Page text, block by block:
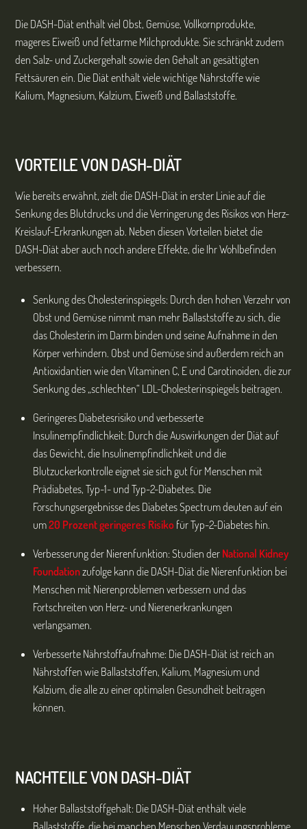
Die DASH-Diät enthält viel Obst, Gemüse, Vollkornprodukte,
mageres Eiweiß und fettarme Milchprodukte. Sie schränkt zudem
den Salz- und Zuckergehalt sowie den Gehalt an gesättigten
Fettsäuren ein. Die Diät enthält viele wichtige Nährstoffe wie
Kalium, Magnesium, Kalzium, Eiweiß und Ballaststoffe.
VORTEILE VON DASH-DIÄT
Wie bereits erwähnt, zielt die DASH-Diät in erster Linie auf die
Senkung des Blutdrucks und die Verringerung des Risikos von Herz-
Kreislauf-Erkrankungen ab. Neben diesen Vorteilen bietet die
DASH-Diät aber auch noch andere Effekte, die Ihr Wohlbefinden
verbessern.
Senkung des Cholesterinspiegels: Durch den hohen Verzehr von
Obst und Gemüse nimmt man mehr Ballaststoffe zu sich, die
das Cholesterin im Darm binden und seine Aufnahme in den
Körper verhindern. Obst und Gemüse sind außerdem reich an
Antioxidantien wie den Vitaminen C, E und Carotinoiden, die zur
Senkung des „schlechten“ LDL-Cholesterinspiegels beitragen.
Geringeres Diabetesrisiko und verbesserte
Insulinempfindlichkeit: Durch die Auswirkungen der Diät auf
das Gewicht, die Insulinempfindlichkeit und die
Blutzuckerkontrolle eignet sie sich gut für Menschen mit
Prädiabetes, Typ-1- und Typ-2-Diabetes. Die
Forschungsergebnisse des Diabetes Spectrum deuten auf ein
um20 Prozent geringeres Risiko für Typ-2-Diabetes hin.
Verbesserung der Nierenfunktion: Studien der National Kidney
Foundationzufolge kann die DASH-Diät die Nierenfunktion bei
Menschen mit Nierenproblemen verbessern und das
Fortschreiten von Herz- und Nierenerkrankungen
verlangsamen.
Verbesserte Nährstoffaufnahme: Die DASH-Diät ist reich an
Nährstoffen wie Ballaststoffen, Kalium, Magnesium und
Kalzium, die alle zu einer optimalen Gesundheit beitragen
können.
NACHTEILE VON DASH-DIÄT
Hoher Ballaststoffgehalt: Die DASH-Diät enthält viele